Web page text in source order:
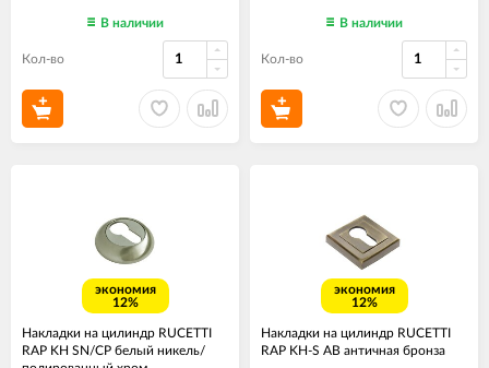
В наличии
Кол-во
В наличии
Кол-во
экономия
12%
Накладки на цилиндр RUCETTI
RAP KH SN/CP белый никель/
экономия
12%
Накладки на цилиндр RUCETTI
RAP KH-S AB античная бронза